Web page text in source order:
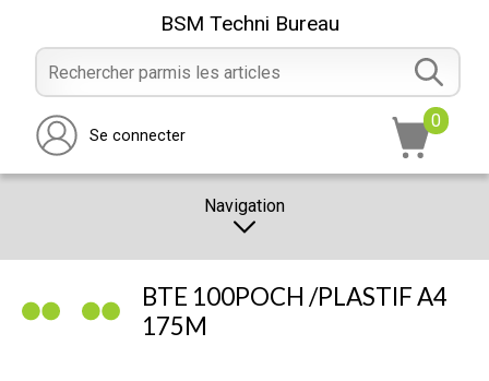
BSM Techni Bureau
Se connecter
0
Navigation
PROMOTION
BTE 100POCH /PLASTIF A4
175M